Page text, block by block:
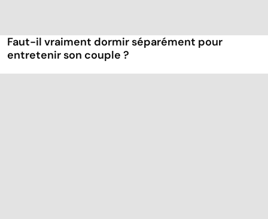
Faut-il vraiment dormir séparément pour
entretenir son couple ?